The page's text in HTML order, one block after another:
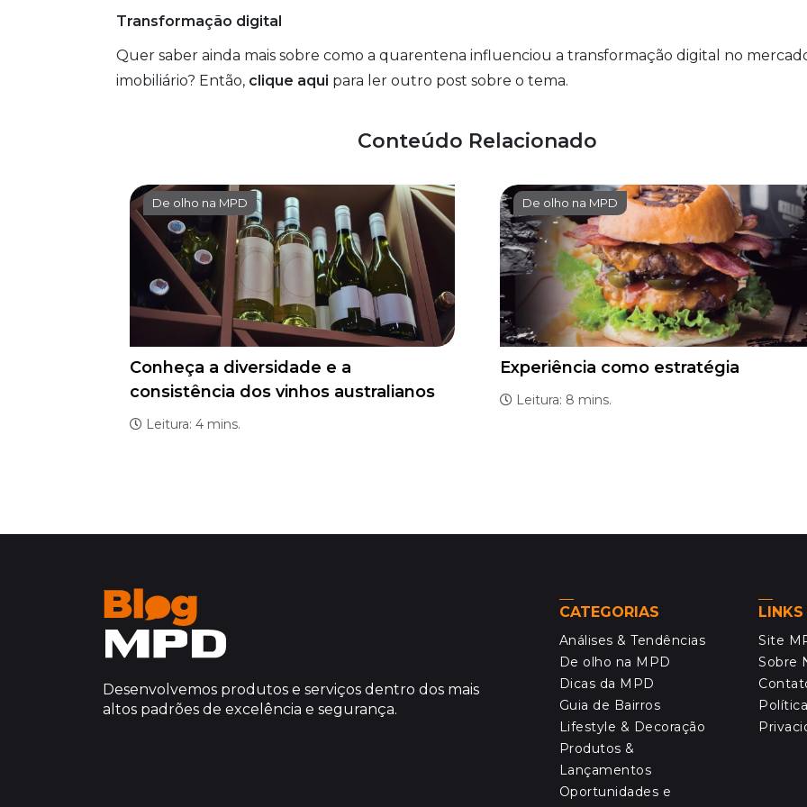
Transformação digital
Quer saber ainda mais sobre como a quarentena influenciou a transformação digital no
imobiliário? Então, clique aqui para ler outro post sobre o tema.
Conteúdo Relacionado
De olho na MPD
Conheça a diversidade e a
consistência dos vinhos australianos
Leitura: 4 mins.
De olho na MPD
Experiência como estratégia
Leitura: 8 mins.
Desenvolvemos produtos e serviços dentro dos mais
altos padrões de excelência e segurança.
CATEGORIAS
Análises & Tendências
De olho na MPD
Dicas da MPD
Guia de Bairros
Lifestyle & Decoração
Produtos &
Lançamentos
Oportunidades e
Site
Sobre